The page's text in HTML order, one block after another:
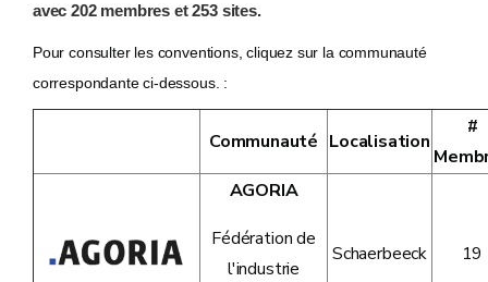
avec 202 membres et 253 sites.
Pour consulter les conventions, cliquez sur la communauté
correspondante ci-dessous. :
Communauté Localisation
#
AGORIA
Fédération de
l'industrie
Schaerbeeck 19